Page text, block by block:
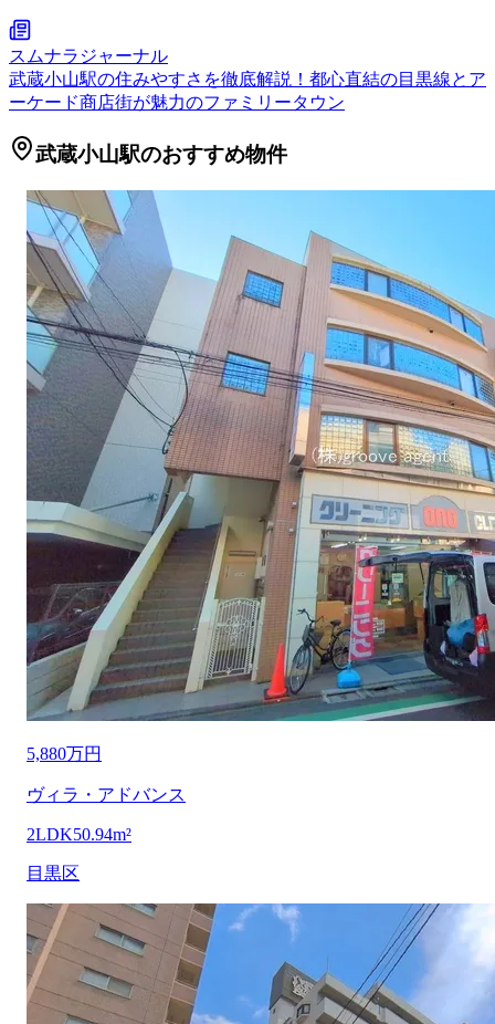
スムナラジャーナル
武蔵小山駅の住みやすさを徹底解説！都心直結の目黒線とア
ーケード商店街が魅力のファミリータウン
武蔵小山駅のおすすめ物件
5,880万円
ヴィラ・アドバンス
2LDK50.94m²
目黒区